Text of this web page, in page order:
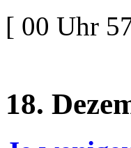
[ 00 Uhr
18.